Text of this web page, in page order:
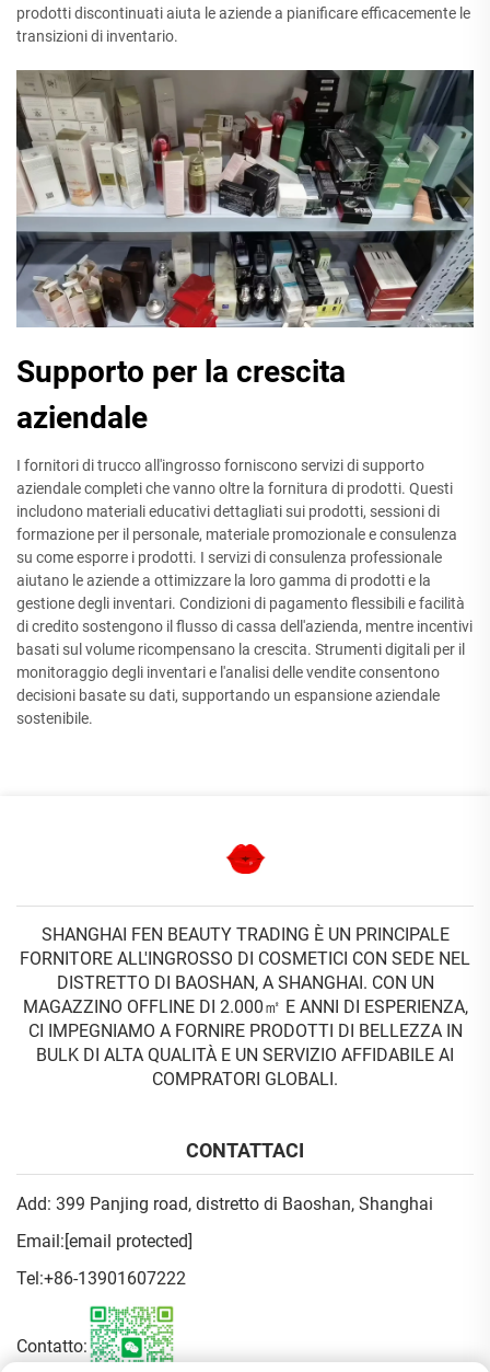
prodotti discontinuati aiuta le aziende a pianificare efficacemente le
transizioni di inventario.
Supporto per la crescita
aziendale
I fornitori di trucco all'ingrosso forniscono servizi di supporto
aziendale completi che vanno oltre la fornitura di prodotti. Questi
includono materiali educativi dettagliati sui prodotti, sessioni di
formazione per il personale, materiale promozionale e consulenza
su come esporre i prodotti. I servizi di consulenza professionale
aiutano le aziende a ottimizzare la loro gamma di prodotti e la
gestione degli inventari. Condizioni di pagamento flessibili e facilità
di credito sostengono il flusso di cassa dell'azienda, mentre incentivi
basati sul volume ricompensano la crescita. Strumenti digitali per il
monitoraggio degli inventari e l'analisi delle vendite consentono
decisioni basate su dati, supportando un espansione aziendale
sostenibile.
SHANGHAI FEN BEAUTY TRADING È UN PRINCIPALE
FORNITORE ALL'INGROSSO DI COSMETICI CON SEDE NEL
DISTRETTO DI BAOSHAN, A SHANGHAI. CON UN
MAGAZZINO OFFLINE DI 2.000㎡ E ANNI DI ESPERIENZA,
CI IMPEGNIAMO A FORNIRE PRODOTTI DI BELLEZZA IN
BULK DI ALTA QUALITÀ E UN SERVIZIO AFFIDABILE AI
COMPRATORI GLOBALI.
CONTATTACI
Add: 399 Panjing road, distretto di Baoshan, Shanghai
Email:[email protected]
Tel:+86-13901607222
Contatto: